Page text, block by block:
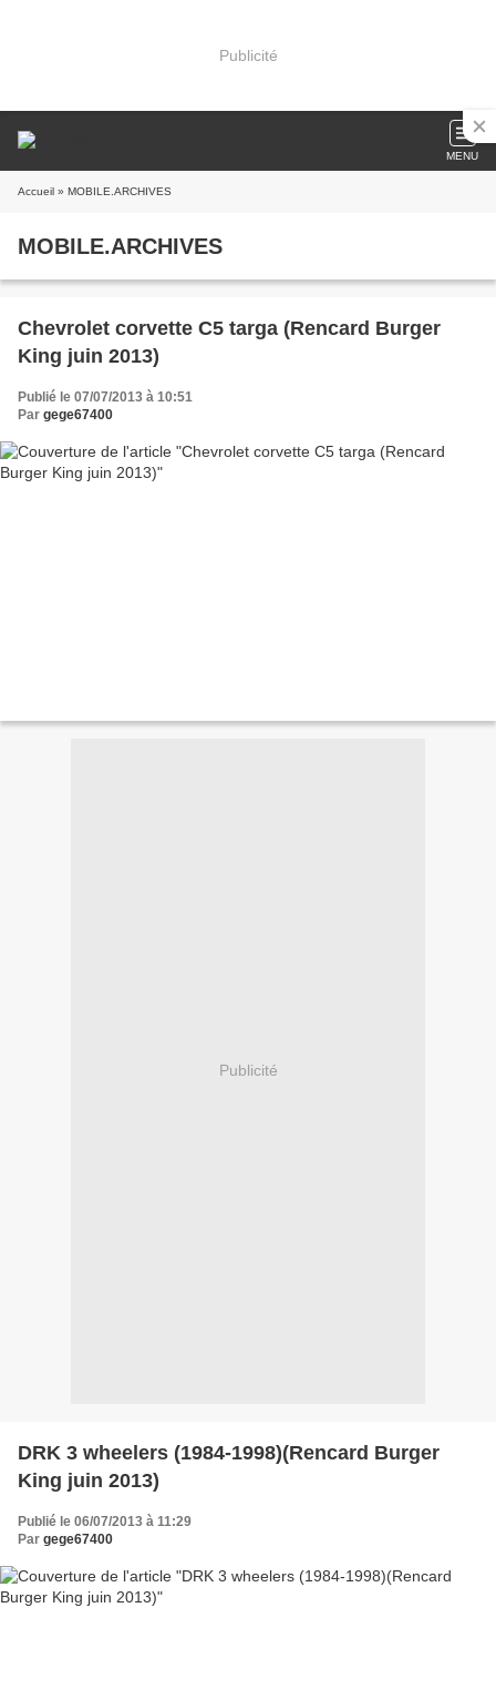
Publicité
MENU
Accueil » MOBILE.ARCHIVES
MOBILE.ARCHIVES
Chevrolet corvette C5 targa (Rencard Burger
King juin 2013)
Publié le 07/07/2013 à 10:51
Par gege67400
Publicité
DRK 3 wheelers (1984-1998)(Rencard Burger
King juin 2013)
Publié le 06/07/2013 à 11:29
Par gege67400